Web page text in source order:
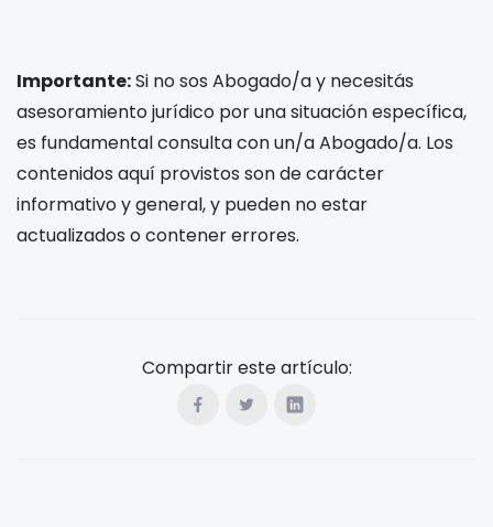
Importante:Si no sos Abogado/a y necesitás
asesoramiento jurídico por una situación específica,
es fundamental consulta con un/a Abogado/a. Los
contenidos aquí provistos son de carácter
informativo y general, y pueden no estar
actualizados o contener errores.
Compartir este artículo: